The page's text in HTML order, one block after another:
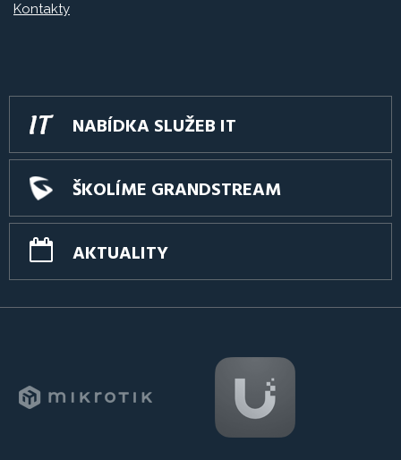
Kontakty
NABÍDKA SLUŽEB IT
ŠKOLÍME GRANDSTREAM
AKTUALITY